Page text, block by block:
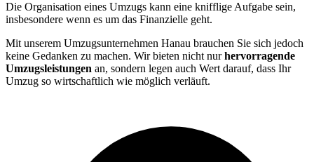
Die Organisation eines Umzugs kann eine knifflige Aufgabe sein,
insbesondere wenn es um das Finanzielle geht.
Mit unserem Umzugsunternehmen Hanau brauchen Sie sich jedoch
keine Gedanken zu machen. Wir bieten nicht nurhervorragende
Umzugsleistungen an, sondern legen auch Wert darauf, dass Ihr
Umzug so wirtschaftlich wie möglich verläuft.